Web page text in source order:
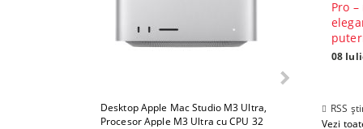
Desktop Apple Mac Studio M3 Ultra,
Procesor Apple M3 Ultra cu CPU 32
Desktop
Procesor
Pro
08
RSS
Vezi